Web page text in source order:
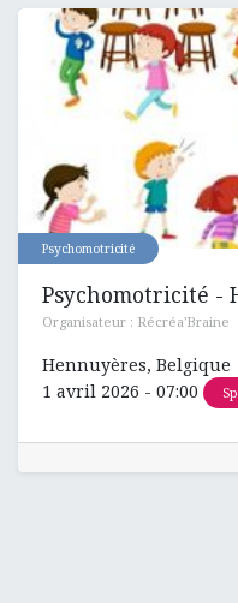
Psychomotricité
Psychomotricité -
Organisateur : Récréa'Braine
Hennuyères, Belgique
1 avril 2026 - 07:00